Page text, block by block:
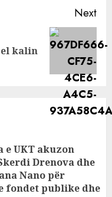
Next
kalin
e UKT akuzon
Drenova dhe
Nano për
fondet publike dhe